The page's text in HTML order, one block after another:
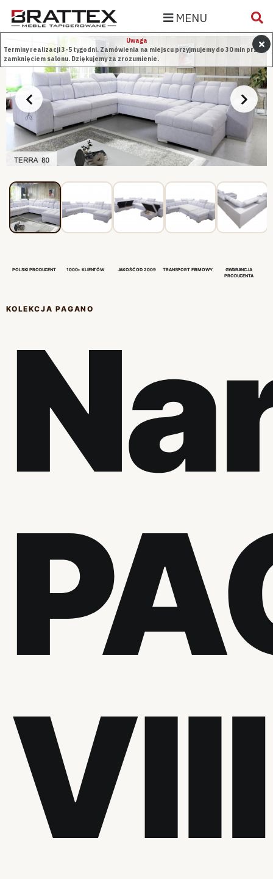
MENU
Uwaga
Terminy realizacji 3-5 tygodni. Zamówienia na miejscu przyjmujemy do 30 min przed
zamknięciem salonu. Dziękujemy za zrozumienie.
POLSKI PRODUCENT 1000+ KLIENTÓW JAKOŚĆ OD 2009 TRANSPORT FIRMOWY
GWARANCJA
PRODUCENTA
KOLEKCJA PAGANO
VIII